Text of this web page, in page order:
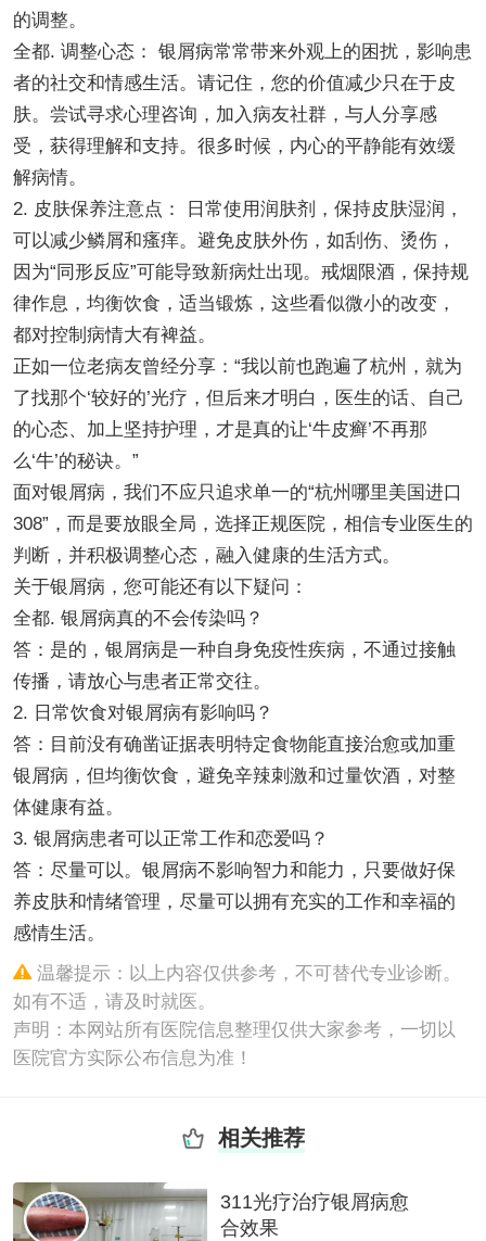
的调整。
全都. 调整心态： 银屑病常常带来外观上的困扰，影响患
者的社交和情感生活。请记住，您的价值减少只在于皮
肤。尝试寻求心理咨询，加入病友社群，与人分享感
受，获得理解和支持。很多时候，内心的平静能有效缓
解病情。
2. 皮肤保养注意点： 日常使用润肤剂，保持皮肤湿润，
可以减少鳞屑和瘙痒。避免皮肤外伤，如刮伤、烫伤，
因为“同形反应”可能导致新病灶出现。戒烟限酒，保持规
律作息，均衡饮食，适当锻炼，这些看似微小的改变，
都对控制病情大有裨益。
正如一位老病友曾经分享：“我以前也跑遍了杭州，就为
了找那个‘较好的’光疗，但后来才明白，医生的话、自己
的心态、加上坚持护理，才是真的让‘牛皮癣’不再那
么‘牛’的秘诀。”
面对银屑病，我们不应只追求单一的“杭州哪里美国进口
308”，而是要放眼全局，选择正规医院，相信专业医生的
判断，并积极调整心态，融入健康的生活方式。
关于银屑病，您可能还有以下疑问：
全都. 银屑病真的不会传染吗？
答：是的，银屑病是一种自身免疫性疾病，不通过接触
传播，请放心与患者正常交往。
2. 日常饮食对银屑病有影响吗？
答：目前没有确凿证据表明特定食物能直接治愈或加重
银屑病，但均衡饮食，避免辛辣刺激和过量饮酒，对整
体健康有益。
3. 银屑病患者可以正常工作和恋爱吗？
答：尽量可以。银屑病不影响智力和能力，只要做好保
养皮肤和情绪管理，尽量可以拥有充实的工作和幸福的
感情生活。
温馨提示：以上内容仅供参考，不可替代专业诊断。
如有不适，请及时就医。
声明：本网站所有医院信息整理仅供大家参考，一切以
医院官方实际公布信息为准！
相关推荐
311光疗治疗银屑病愈
合效果